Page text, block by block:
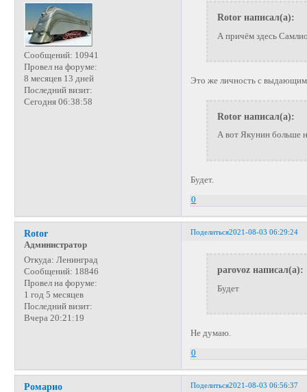
Сообщений: 10941
Провел на форуме:
8 месяцев 13 дней
Последний визит:
Сегодня 06:38:58
Rotor написал(а):
А причём здесь
Это же личность с
Rotor написал(а):
А вот Якунин больше
Будет.
0
Поделиться2021-08-03 06:29:24
Rotor
Администратор
Откуда: Ленинград
Сообщений: 18846
Провел на форуме:
1 год 5 месяцев
Последний визит:
Вчера 20:21:19
parovoz написал(а):
Будет
Не думаю.
0
Поделиться2021-08-03 06:56:37
Ромарио